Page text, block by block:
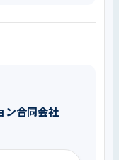
ン合同会社